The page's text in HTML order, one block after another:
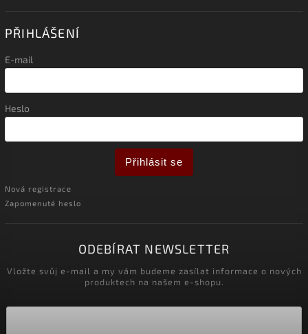
PŘIHLÁŠENÍ
E-mail
Heslo
Přihlásit se
Nová registrace
Zapomenuté heslo
ODEBÍRAT NEWSLETTER
Vložte svůj e-mail a my vám budeme zasílat informace o nových
produktech na našem e-shopu.